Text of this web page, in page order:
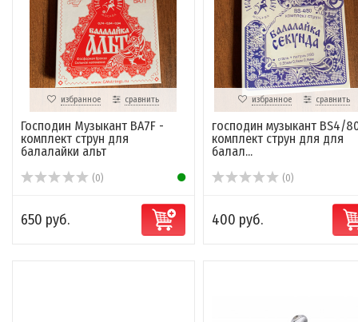
избранное сравнить
Господин Музыкант BA7F -
комплект струн для
балалайки альт
(0)
650 руб.
избранное сравнить
господин музыкант BS4/
комплект струн для для
балал...
(0)
400 руб.